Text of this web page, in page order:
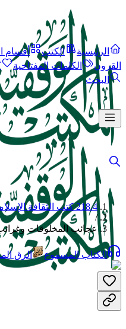
الرئيسية الكتب أقسام
القرون
الكلمات المفتاحية
البحث
218.4 كتب الثقافة الإسلامية العامة
/
عجائب المخلوقات
الكتاب المسموع الرق